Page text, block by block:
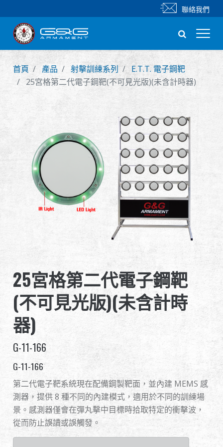
新產品
零件 & 配件
射擊訓練系列
關於怪怪
活動與報導
支援服務
繁體中文 English (US)
Français 日本語
聯絡我們
首頁 產品 射擊訓練系列
E.T.T. 電子鋼靶
25宮格第二代電子鋼靶(不可見光版)(未含計時器)
25宮格第二代電子鋼靶
(不可見光版)(未含計時
器)
G-11-166
G-11-166
第二代電子靶系統現在配備鋼製靶面，並內建 MEMS 感
測器，提供 8 種不同的內建模式，適用於不同的訓練場
景。感測器僅會在彈丸擊中目標時拾取特定的衝擊波，
從而防止誤讀或誤觸發。